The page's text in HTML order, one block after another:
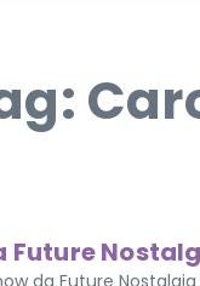
Future
da Future